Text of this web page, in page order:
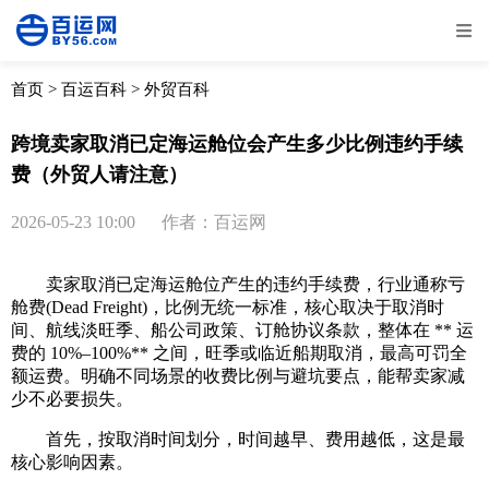
全部 物流资讯
取消
首页 > 百运百科 > 外贸百科
跨境卖家取消已定海运舱位会产生多少比例违约手续
费（外贸人请注意）
2026-05-23 10:00 作者：百运网
卖家取消已定海运舱位产生的违约手续费，行业通称亏
舱费(Dead Freight)，比例无统一标准，核心取决于取消时
间、航线淡旺季、船公司政策、订舱协议条款，整体在 ** 运
费的 10%–100%** 之间，旺季或临近船期取消，最高可罚全
额运费。明确不同场景的收费比例与避坑要点，能帮卖家减
少不必要损失。
首先，按取消时间划分，时间越早、费用越低，这是最
核心影响因素。